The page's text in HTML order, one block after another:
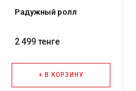
Радужный ролл
2 499 тенге
+ В КОРЗИНУ